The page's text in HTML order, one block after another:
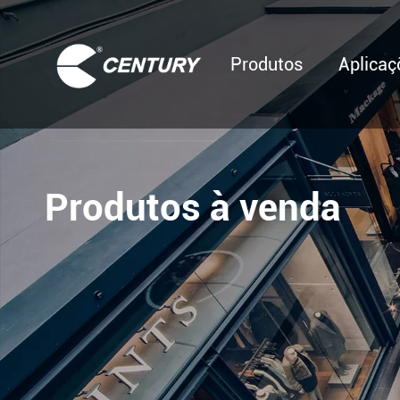
Produtos
Produtos à venda